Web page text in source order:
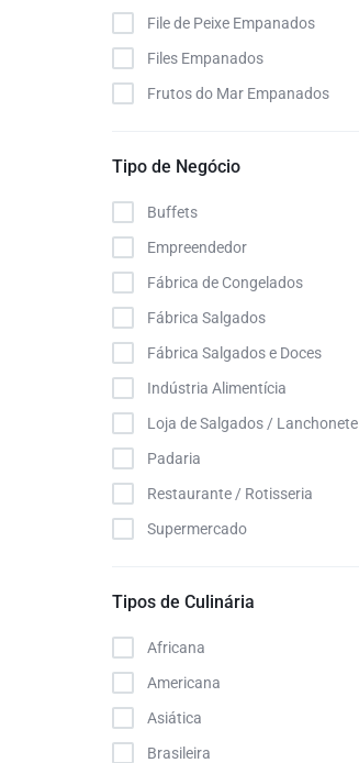
File de Peixe Empanados
Files Empanados
Frutos do Mar Empanados
Tipo de Negócio
Buffets
Empreendedor
Fábrica de Congelados
Fábrica Salgados
Fábrica Salgados e Doces
Indústria Alimentícia
Loja de Salgados / Lanchonete
Padaria
Restaurante / Rotisseria
Supermercado
Tipos de Culinária
Africana
Americana
Asiática
Brasileira